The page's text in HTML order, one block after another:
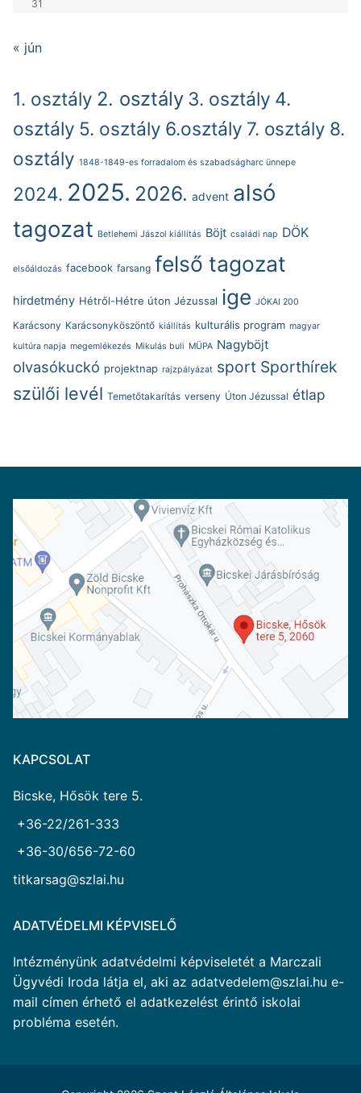
31
« jún
1. osztály 2. osztály 3. osztály 4.
osztály 5. osztály 6.osztály 7. osztály 8.
osztály 1848-1849-es forradalom és szabadságharc ünnepe
2024. 2025. 2026. advent alsó
tagozat Betlehemi Jászol kiállítás Böjt családi nap DÖK
elsőáldozás facebook farsang felső tagozat
hirdetmény Hétről-Hétre úton Jézussal ige JÓKAI 200
Karácsony Karácsonyköszöntő kiállítás kulturális program magyar
kultúra napja megemlékezés Mikulás buli MÜPA Nagyböjt
olvasókuckó projektnap rajzpályázat sport Sporthírek
szülői levél Temetőtakarítás verseny Úton Jézussal étlap
KAPCSOLAT
Bicske, Hősök tere 5.
+36-22/261-333
+36-30/656-72-60
titkarsag@szlai.hu
ADATVÉDELMI KÉPVISELŐ
Intézményünk adatvédelmi képviseletét a Marczali
Ügyvédi Iroda látja el, aki az adatvedelem@szlai.hu e-
mail címen érhető el adatkezelést érintő iskolai
probléma esetén.